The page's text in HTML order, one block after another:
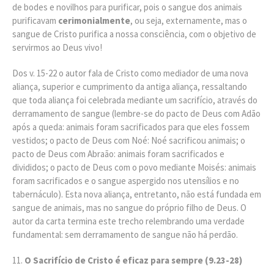
de bodes e novilhos para purificar, pois o sangue dos animais
purificavam cerimonialmente, ou seja, externamente, mas o
sangue de Cristo purifica a nossa consciência, com o objetivo de
servirmos ao Deus vivo!
Dos v. 15-22 o autor fala de Cristo como mediador de uma nova
aliança, superior e cumprimento da antiga aliança, ressaltando
que toda aliança foi celebrada mediante um sacrifício, através do
derramamento de sangue (lembre-se do pacto de Deus com Adão
após a queda: animais foram sacrificados para que eles fossem
vestidos; o pacto de Deus com Noé: Noé sacrificou animais; o
pacto de Deus com Abraão: animais foram sacrificados e
divididos; o pacto de Deus com o povo mediante Moisés: animais
foram sacrificados e o sangue aspergido nos utensílios e no
tabernáculo). Esta nova aliança, entretanto, não está fundada em
sangue de animais, mas no sangue do próprio filho de Deus. O
autor da carta termina este trecho relembrando uma verdade
fundamental: sem derramamento de sangue não há perdão.
O Sacrifício de Cristo é eficaz para sempre (9.23-28)